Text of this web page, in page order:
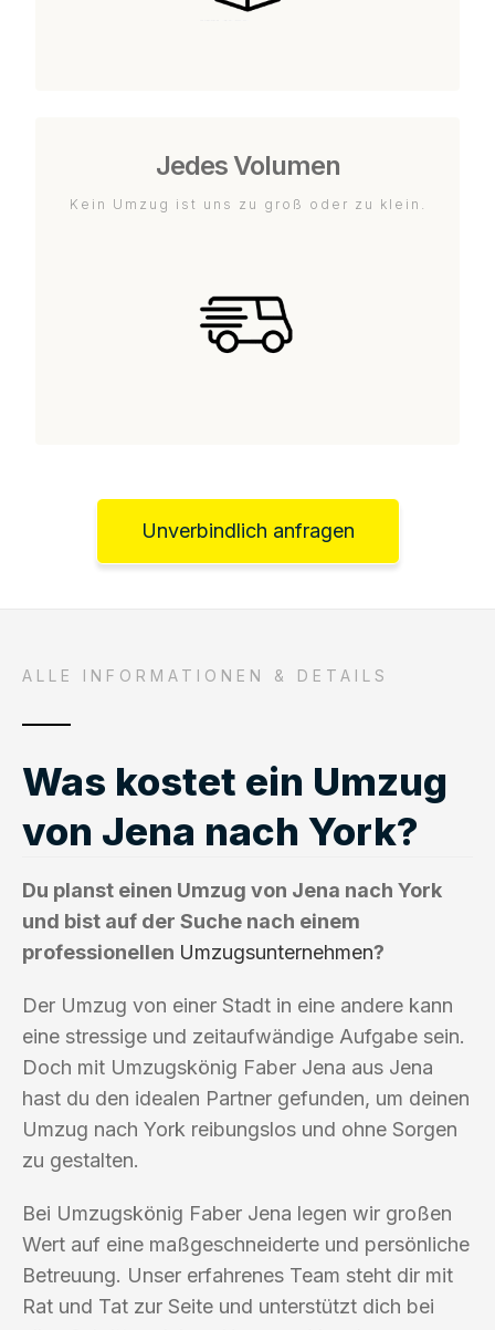
Jedes Volumen
Kein Umzug ist uns zu groß oder zu klein.
Unverbindlich anfragen
ALLE INFORMATIONEN & DETAILS
Was kostet ein Umzug
von Jena nach York?
Du planst einen Umzug von Jena nach York
und bist auf der Suche nach einem
professionellen Umzugsunternehmen?
Der Umzug von einer Stadt in eine andere kann
eine stressige und zeitaufwändige Aufgabe sein.
Doch mit Umzugskönig Faber Jena aus Jena
hast du den idealen Partner gefunden, um deinen
Umzug nach York reibungslos und ohne Sorgen
zu gestalten.
Bei Umzugskönig Faber Jena legen wir großen
Wert auf eine maßgeschneiderte und persönliche
Betreuung. Unser erfahrenes Team steht dir mit
Rat und Tat zur Seite und unterstützt dich bei